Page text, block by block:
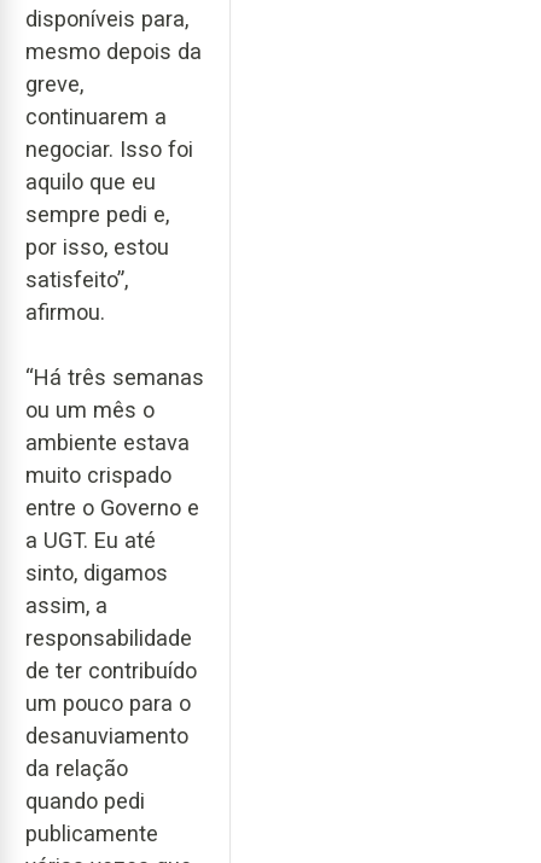
disponíveis para,
mesmo depois da
greve,
continuarem a
negociar. Isso foi
aquilo que eu
sempre pedi e,
por isso, estou
satisfeito”,
afirmou.
“Há três semanas
ou um mês o
ambiente estava
muito crispado
entre o Governo e
a UGT. Eu até
sinto, digamos
assim, a
responsabilidade
de ter contribuído
um pouco para o
desanuviamento
da relação
quando pedi
publicamente